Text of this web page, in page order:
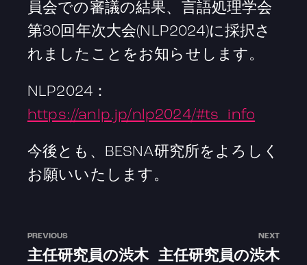
員会での審議の結果、言語処理学会
第30回年次大会(NLP2024)に採択さ
れましたことをお知らせします。
NLP2024：
https://anlp.jp/nlp2024/#ts_info
今後とも、BESNA研究所をよろしく
お願いいたします。
PREVIOUS
主任研究員の渋木
NEXT
主任研究員の渋木